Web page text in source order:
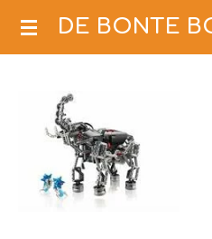
Ga
hoofdinhoud
DE BONTE